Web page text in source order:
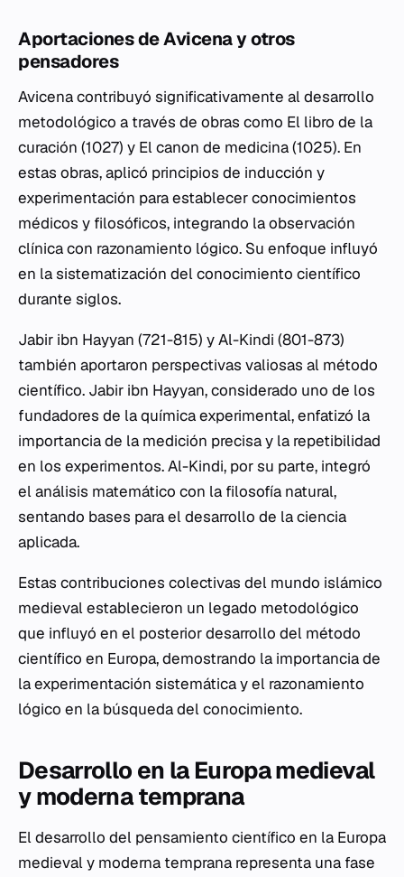
Aportaciones de Avicena y otros
pensadores
Avicena contribuyó significativamente al desarrollo
metodológico a través de obras como El libro de la
curación (1027) y El canon de medicina(1025). En
estas obras, aplicó principios de inducción y
experimentación para establecer conocimientos
médicos y filosóficos, integrando la observación
clínica con razonamiento lógico. Su enfoque influyó
en la sistematización del conocimiento científico
durante siglos.
Jabir ibn Hayyan (721-815) y Al-Kindi (801-873)
también aportaron perspectivas valiosas al método
científico. Jabir ibn Hayyan, considerado uno de los
fundadores de la química experimental, enfatizó la
importancia de la medición precisa y la repetibilidad
en los experimentos. Al-Kindi, por su parte, integró
el análisis matemático con la filosofía natural,
sentando bases para el desarrollo de la ciencia
aplicada.
Estas contribuciones colectivas del mundo islámico
medieval establecieron un legado metodológico
que influyó en el posterior desarrollo del método
científico en Europa, demostrando la importancia de
la experimentación sistemática y el razonamiento
lógico en la búsqueda del conocimiento.
Desarrollo en la Europa medieval
y moderna temprana
El desarrollo del pensamiento científico en la Europa
medieval y moderna temprana representa una fase